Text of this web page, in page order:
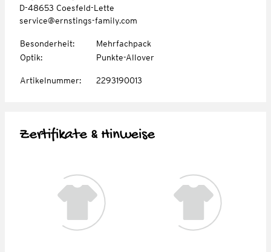
D-48653 Coesfeld-Lette
service@ernstings-family.com
Besonderheit:
Mehrfachpack
Optik: Punkte-Allover
Artikelnummer: 2293190013
Zertifikate & Hinweise